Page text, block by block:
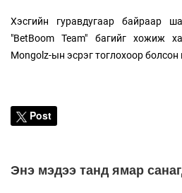
Хэсгийн гуравдугаар байраар
"BetBoom Team" багийг хожиж
Mongolz-ын эсрэг тоглохоор
Post
Энэ мэдээ танд ямар